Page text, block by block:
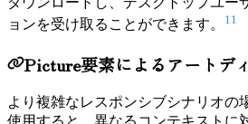
ョンを受け取ることができます。
11
Picture要素によるアートデ
より複雑なレスポンシブシナリオの
使用すると、異なるコンテキストに